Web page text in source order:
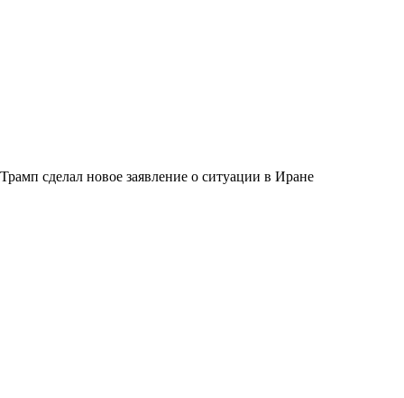
Трамп сделал новое заявление о ситуации в Иране